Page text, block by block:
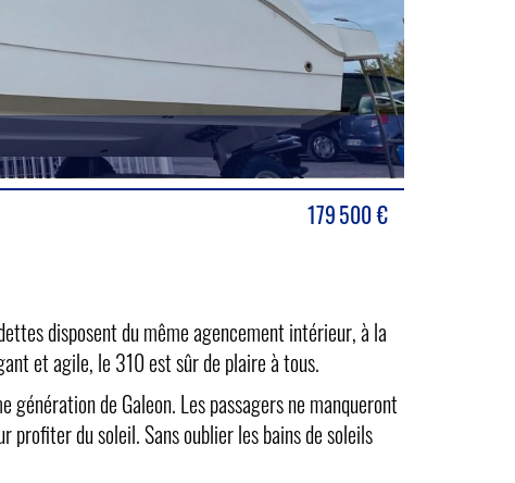
179 500€
disposent du même agencement intérieur, à la
et agile, le 310 est sûr de plaire à tous.
de Galeon. Les passagers ne manqueront
profiter du soleil. Sans oublier les bains de soleils